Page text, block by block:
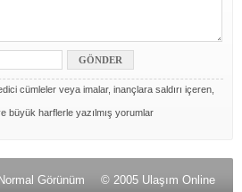
cümleler veya imalar, inançlara saldırı içeren,
büyük harflerle yazılmış yorumlar
Normal Görünüm © 2005 Ulaşım Online